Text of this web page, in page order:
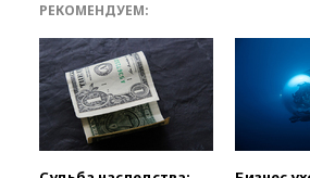
РЕКОМЕНДУЕМ: